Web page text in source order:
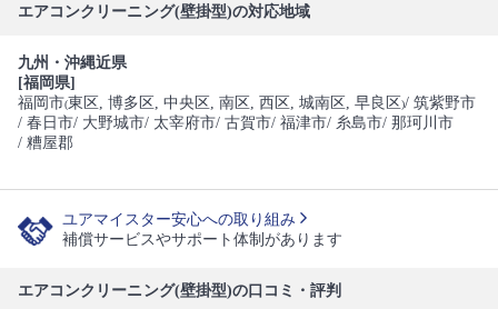
エアコンクリーニング(壁掛型)の対応地域
九州・沖縄近県
[福岡県]
福岡市(東区 , 博多区 , 中央区 , 南区 , 西区 , 城南区 , 早良区)/ 筑紫野市
/ 春日市/ 大野城市/ 太宰府市/ 古賀市/ 福津市/ 糸島市/ 那珂川市
/ 糟屋郡
ユアマイスター安心への取り組み
補償サービスやサポート体制があります
エアコンクリーニング(壁掛型)の口コミ・評判